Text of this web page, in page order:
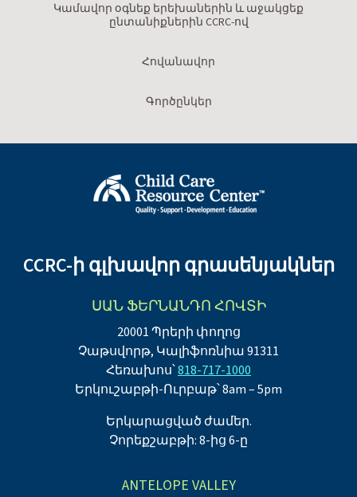
Կամավոր օգնեք երեխաներին և աջակցեք
ընտանիքներին CCRC-ով
Հովանավոր
Գործընկեր
CCRC-ի գլխավոր գրասենյակներ
ՍԱՆ ՖԵՐՆԱՆԴՈ ՀՈՎՏԻ
20001 Պրերի փողոց
Չաթսվորթ, Կալիֆոռնիա 91311
Հեռախոս՝818-717-1000
Երկուշաբթի-Ուրբաթ՝ 8am – 5pm
Երկարացված ժամեր.
Չորեքշաբթի: 8-ից 6-ը
ANTELOPE VALLEY